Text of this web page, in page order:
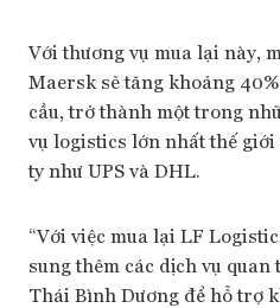
Với thương vụ mua lại này,
Maersk sẽ tăng khoảng
cầu, trở thành một trong
vụ logistics lớn nhất thế
ty như UPS và DHL.
“Với việc mua lại LF
sung thêm các dịch vụ
Thái Bình Dương để hỗ trợ